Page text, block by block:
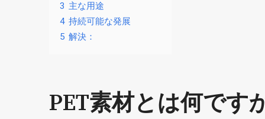
3 主な用途
4 持続可能な発展
5 解決：
PET素材とは何です